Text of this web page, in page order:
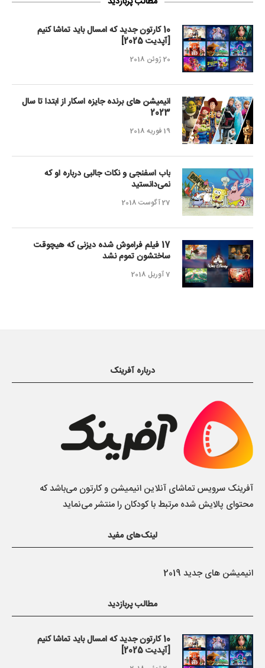
10 کارتون جدید که امسال باید تماشا کنیم
[آپدیت 2025]
20 ژوئن 2018
انیمیشن های برنده جایزه اسکار از ابتدا تا سال
2023
19 فوریه 2018
باب اسفنجی و نکات جالبی درباره او که
نمی‌دانستید
27 آگوست 2018
17 فیلم فراموش شده دیزنی که هیچوقت
ساختشون تموم نشد
7 آوریل 2018
درباره آفرینک
آفرینک سرویس تماشای آنلاین انیمیشن و کارتون می‌باشد که
محتوای پالایش شده مرتبط با کودکان را منتشر می‌نماید
لینک‌های مفید
انیمیشن های جدید 2019
مطالب پربازدید
10 کارتون جدید که امسال باید تماشا کنیم
[آپدیت 2025]